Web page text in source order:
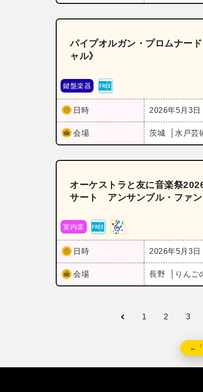
パイプオルガン・プロムナー
ャル》
鍵盤楽器
日時 2026年5月3日
会場 茨城 水戸芸
オーケストラと友に音楽祭
サート アンサンブル・ファン
室内楽
日時 2026年5月3日
会場 長野 りんご
1 2 3
←「